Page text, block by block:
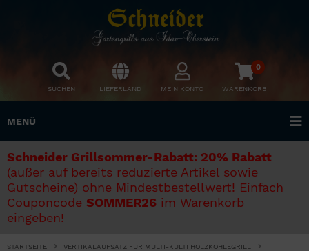
SUCHEN LIEFERLAND MEIN KONTO
0
WARENKORB
MENÜ
Schneider Grillsommer-Rabatt: 20% Rabatt
(außer auf bereits reduzierte Artikel sowie
Gutscheine) ohne Mindestbestellwert! Einfach
Couponcode SOMMER26 im Warenkorb
eingeben!
STARTSEITE
VERTIKALAUFSATZ FÜR MULTI-KULTI HOLZKOHLEGRILL